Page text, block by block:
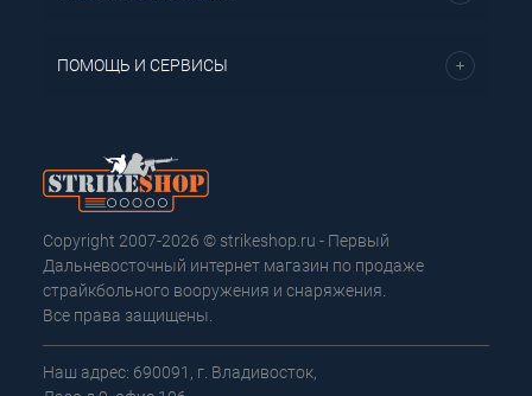
ПОМОЩЬ И СЕРВИСЫ
Copyright 2007-2026 © strikeshop.ru - Первый
Дальневосточный интернет магазин по продаже
страйкбольного вооружения и снаряжения.
Все права защищены.
Наш адрес: 690091, г. Владивосток,